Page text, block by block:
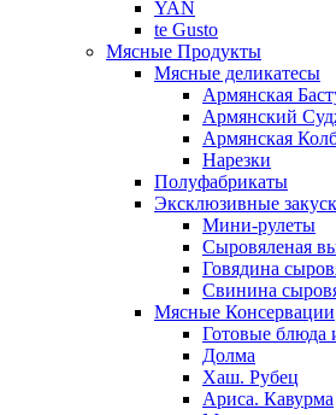
YAN
te Gusto
Мясные Продукты
Мясные деликатесы
Армянская
Армянский
Армянская
Нарезки
Полуфабрикаты
Эксклюзивные
Мини-рулеты
Сыровяленая
Говядина
Свинина
Мясные Консервации
Готовые блюда
Долма
Хаш. Рубец
Ариса. Кавурма